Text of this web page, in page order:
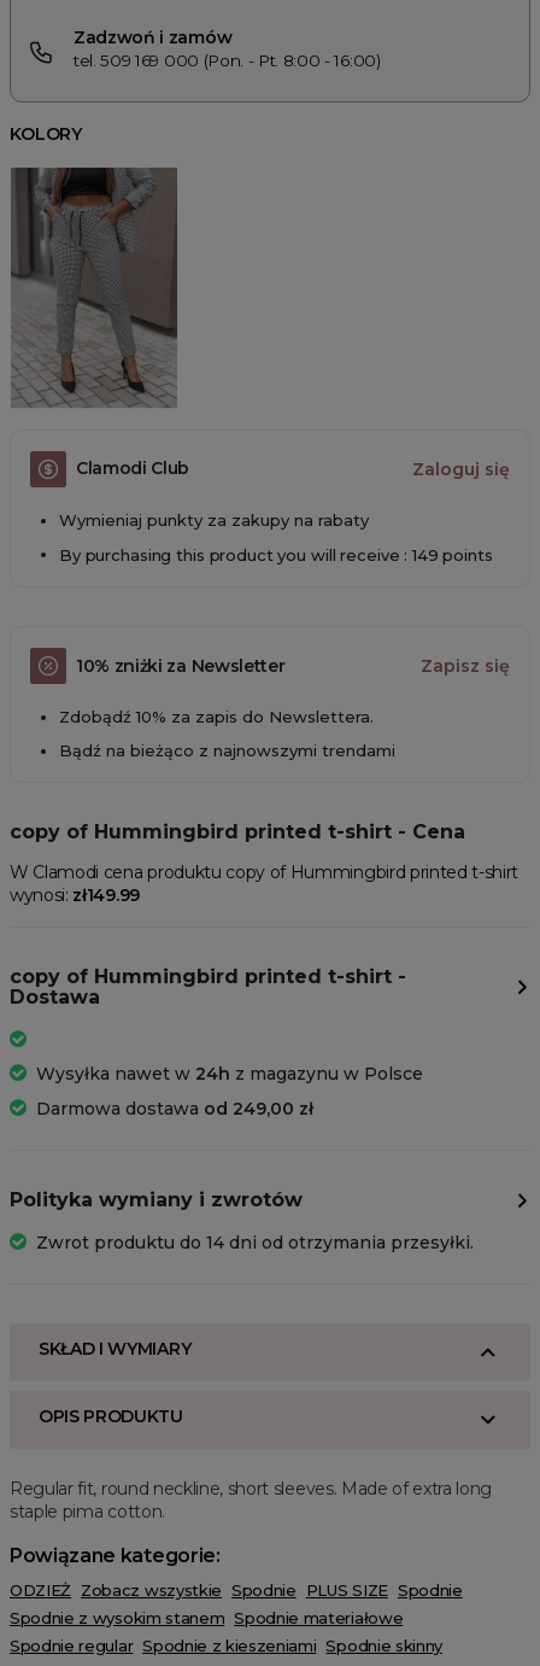
Zadzwoń i zamów
tel. 509 169 000 (Pon. - Pt. 8:00 - 16:00)
KOLORY
Clamodi Club Zaloguj się
Wymieniaj punkty za zakupy na rabaty
By purchasing this product you will receive : 149 points
10% zniżki za Newsletter Zapisz się
Zdobądź 10% za zapis do Newslettera.
Bądź na bieżąco z najnowszymi trendami
copy of Hummingbird printed t-shirt - Cena
W Clamodi cena produktu copy of Hummingbird printed t-shirt
wynosi: zł149.99
copy of Hummingbird printed t-shirt -
Dostawa
Wysyłka nawet w 24h z magazynu w Polsce
Darmowa dostawa od 249,00 zł
Polityka wymiany i zwrotów
Zwrot produktu do 14 dni od otrzymania przesyłki.
SKŁAD I WYMIARY
OPIS PRODUKTU
Regular fit, round neckline, short sleeves. Made of extra long
staple pima cotton.
Powiązane kategorie:
ODZIEŻ Zobacz wszystkie Spodnie PLUS SIZE Spodnie
Spodnie z wysokim stanem Spodnie materiałowe
Spodnie regular Spodnie z kieszeniami Spodnie skinny